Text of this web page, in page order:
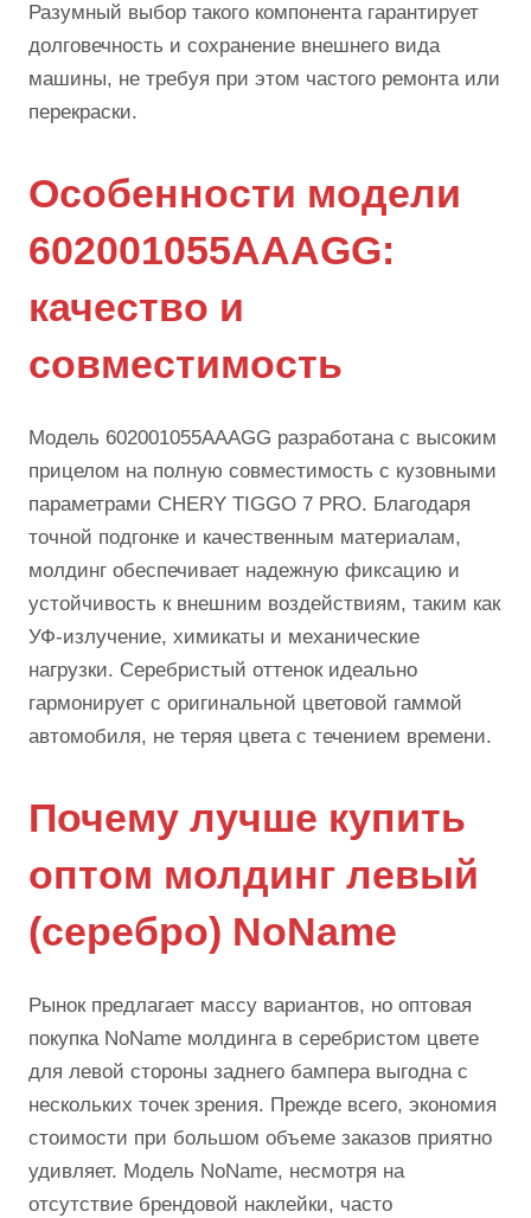
Разумный выбор такого компонента гарантирует
долговечность и сохранение внешнего вида
машины, не требуя при этом частого ремонта или
перекраски.
Особенности модели
602001055AAAGG:
качество и
совместимость
Модель 602001055AAAGG разработана с высоким
прицелом на полную совместимость с кузовными
параметрами CHERY TIGGO 7 PRO. Благодаря
точной подгонке и качественным материалам,
молдинг обеспечивает надежную фиксацию и
устойчивость к внешним воздействиям, таким как
УФ-излучение, химикаты и механические
нагрузки. Серебристый оттенок идеально
гармонирует с оригинальной цветовой гаммой
автомобиля, не теряя цвета с течением времени.
Почему лучше купить
оптом молдинг левый
(серебро) NoName
Рынок предлагает массу вариантов, но оптовая
покупка NoName молдинга в серебристом цвете
для левой стороны заднего бампера выгодна с
нескольких точек зрения. Прежде всего, экономия
стоимости при большом объеме заказов приятно
удивляет. Модель NoName, несмотря на
отсутствие брендовой наклейки, часто